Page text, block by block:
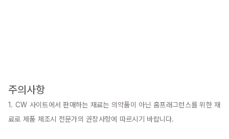
주의사항
1. CW 사이트에서 판매하는 재료는 의약품이 아닌 홈프래그런스를 위한 재
료로 제품 제조시 전문가의 권장사항에 따르시기 바랍니다.